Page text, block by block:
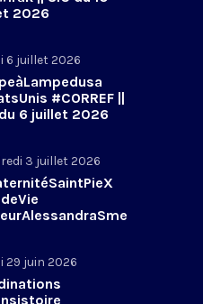
2026
6 juillet 2026
#CORREF ||
6 juillet 2026
3 juillet 2026
29 juin 2026